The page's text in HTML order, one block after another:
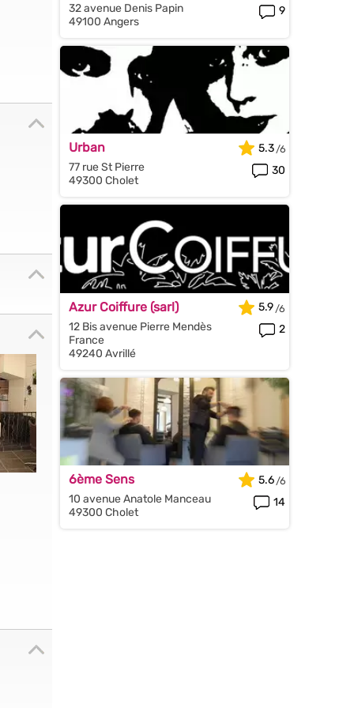
32 avenue Denis Papin
49100 Angers
9
Urban
77 rue St Pierre
49300 Cholet
5.3
30
Azur Coiffure (sarl)
12 Bis avenue Pierre Mendès
France
49240 Avrillé
5.9
2
6ème Sens
10 avenue Anatole Manceau
49300 Cholet
5.6
14